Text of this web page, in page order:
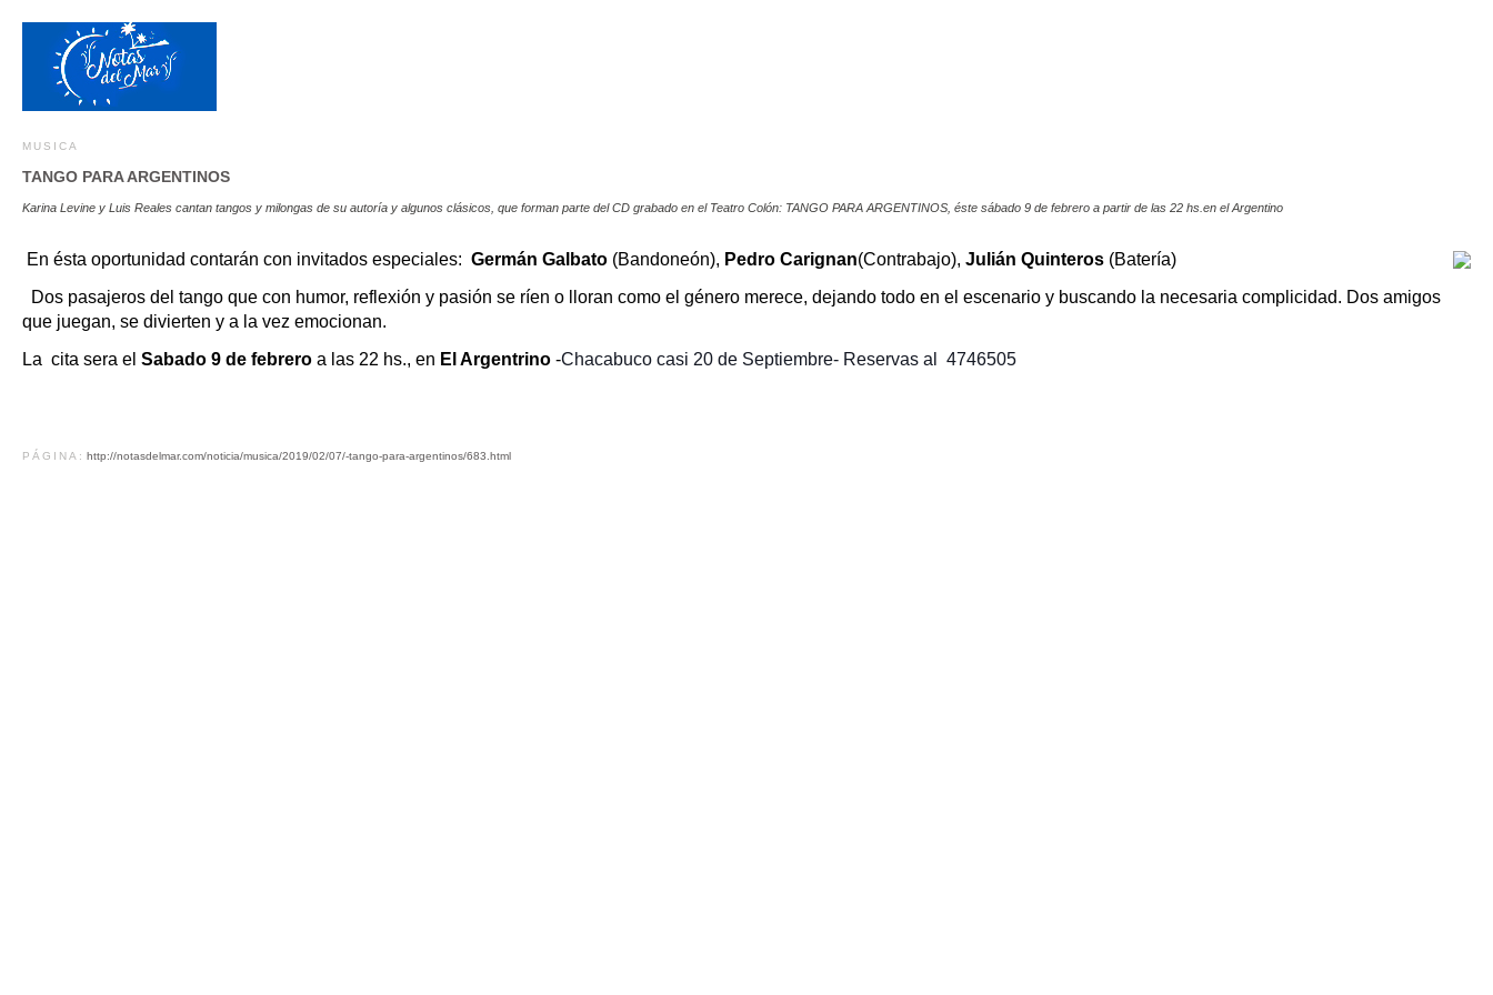
MUSICA
TANGO PARA ARGENTINOS
Karina Levine y Luis Reales cantan tangos y milongas de su autoría y algunos clásicos, que forman parte del CD grabado en el Teatro Colón: TANGO PARA ARGENTINOS, éste sábado 9 de febrero a partir de las 22 hs.en el Argentino
En ésta oportunidad contarán con invitados especiales: Germán Galbato (Bandoneón), Pedro Carignan(Contrabajo), Julián Quinteros (Batería)
Dos pasajeros del tango que con humor, reflexión y pasión se ríen o lloran como el género merece, dejando todo en el escenario y buscando la necesaria complicidad. Dos amigos
que juegan, se divierten y a la vez emocionan.
La cita sera el Sabado 9 de febrero a las 22 hs., en El Argentrino -Chacabuco casi 20 de Septiembre- Reservas al 4746505
PÁGINA: http://notasdelmar.com/noticia/musica/2019/02/07/-tango-para-argentinos/683.html